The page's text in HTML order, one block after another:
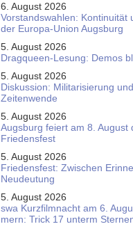
6. August 2026
Vorstandswahlen: Kontinuität
der Europa-Union Augsburg
5. August 2026
Dragqueen-Lesung: Demos
5. August 2026
Diskussion: Mi­li­ta­ri­sie­rung
Zeitenwende
5. August 2026
Augsburg feiert am 8. August
Friedensfest
5. August 2026
Friedensfest: Zwischen
Neudeutung
5. August 2026
swa Kurz­film­nacht am 6.
mern: Trick 17 unterm